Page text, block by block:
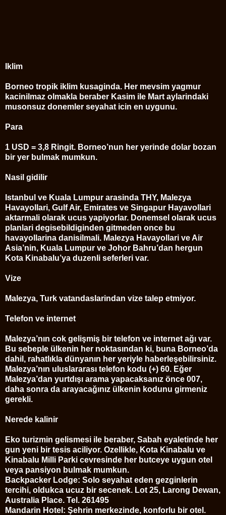
Iklim
Borneo tropik iklim kusaginda. Her mevsim yagmur
kacinilmaz olmakla beraber Kasim ile Mart aylarindaki
musonsuz donemler seyahat icin en uygunu.
Para
1 USD = 3,8 Ringit. Borneo’nun her yerinde dolar bozan
bir yer bulmak mumkun.
Nasil gidilir
Istanbul ve Kuala Lumpur arasinda THY, Malezya
Havayollari, Gulf Air, Emirates ve Singapur Hayavollari
aktarmali olarak ucus yapiyorlar. Donemsel olarak ucus
planlari degisebildiginden gitmeden once bu
havayollarina danisilmali. Malezya Havayollari ve Air
Asia’nin, Kuala Lumpur ve Johor Bahru’dan hergun
Kota Kinabalu’ya duzenli seferleri var.
Vize
Malezya, Turk vatandaslarindan vize talep etmiyor.
Telefon ve internet
Malezya’nın cok gelişmiş bir telefon ve internet ağı var.
Bu sebeple ülkenin her noktasından ki, buna Borneo’da
dahil, rahatlıkla dünyanın her yeriyle haberleşebilirsiniz.
Malezya’nın uluslararası telefon kodu (+) 60. Eğer
Malezya’dan yurtdışı arama yapacaksanız önce 007,
daha sonra da arayacağınız ülkenin kodunu girmeniz
gerekli.
Nerede kalinir
Eko turizmin gelismesi ile beraber, Sabah eyaletinde her
gun yeni bir tesis aciliyor. Ozellikle, Kota Kinabalu ve
Kinabalu Milli Parki cevresinde her butceye uygun otel
veya pansiyon bulmak mumkun.
Backpacker Lodge: Solo seyahat eden gezginlerin
tercihi, oldukca ucuz bir secenek. Lot 25, Larong Dewan,
Australia Place. Tel. 261495
Mandarin Hotel: Şehrin merkezinde, konforlu bir otel.